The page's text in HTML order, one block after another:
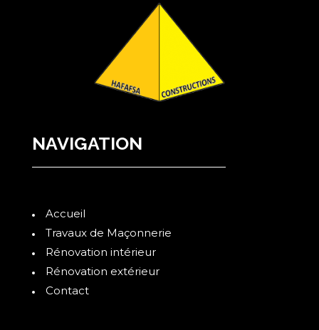
NAVIGATION
Accueil
Travaux de Maçonnerie
Rénovation intérieur
Rénovation extérieur
Contact